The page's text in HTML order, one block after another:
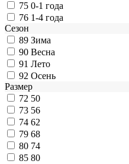
75 0-1 года
76 1-4 года
Сезон
89 Зима
90 Весна
91 Лето
92 Осень
Размер
72 50
73 56
74 62
79 68
80 74
85 80